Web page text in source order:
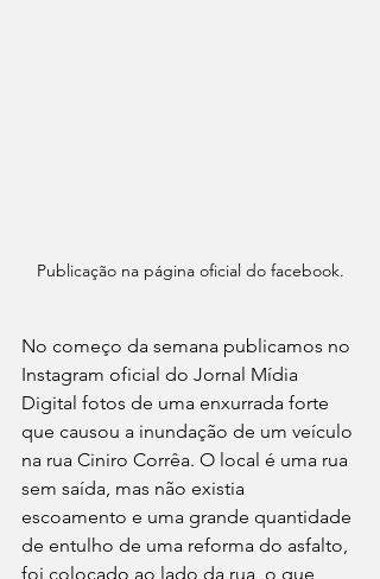
Publicação na página oficial do facebook.
No começo da semana publicamos no
Instagram oficial do Jornal Mídia
Digital fotos de uma enxurrada forte
que causou a inundação de um veículo
na rua Ciniro Corrêa. O local é uma rua
sem saída, mas não existia
escoamento e uma grande quantidade
de entulho de uma reforma do asfalto,
foi colocado ao lado da rua, o que